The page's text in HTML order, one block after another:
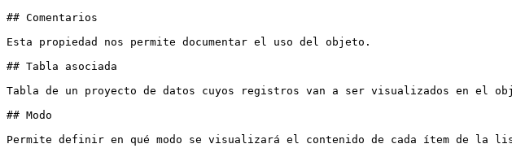
## Comentarios
Esta propiedad nos permite documentar el uso del objeto.
## Tabla asociada
Tabla de un proyecto de datos cuyos registros van a ser visualizados en el
## Modo
Permite definir en qué modo se visualizará el contenido de cada ítem de la